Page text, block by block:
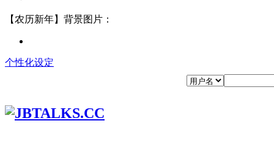
【农历新年】背景图片：
个性化设定